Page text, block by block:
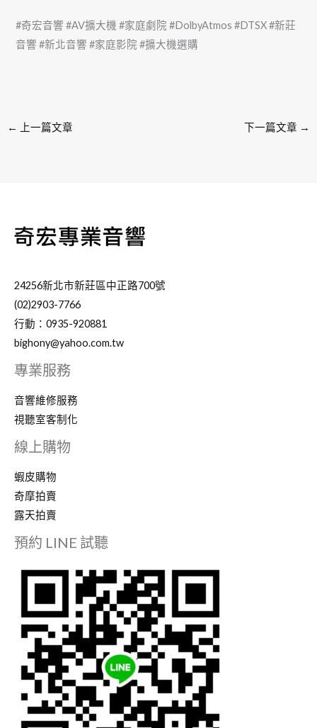
#奇宏音響 #AV擴大機 #家庭劇院 #DolbyAtmos #DTSX #新莊
音響 #新北音響 #家庭影院 #擴大機選購
← 上一篇文章 下一篇文章 →
24256新北市新莊區中正路700號
(02)2903-7766
行動：0935-920881
bighony@yahoo.com.tw
專業服務
音響維修服務
視聽室客制化
線上購物
蝦皮購物
奇摩拍賣
露天拍賣
預約 LINE 試聽